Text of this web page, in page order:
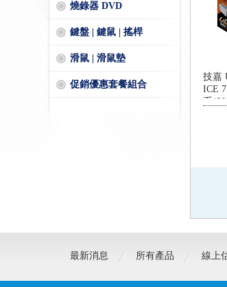
燒錄器 DVD
鍵盤 | 鍵鼠 | 搖桿
滑鼠 | 滑鼠墊
促銷優惠套餐組合
技嘉
ICE
系/
最新消息 所有產品 線上